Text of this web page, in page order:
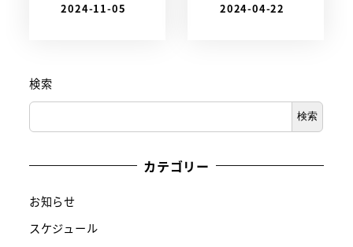
2024-11-05 2024-04-22
検索
検索
カテゴリー
お知らせ
スケジュール